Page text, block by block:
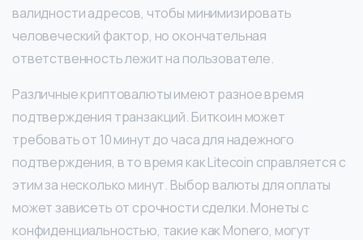
валидности адресов, чтобы минимизировать
человеческий фактор, но окончательная
ответственность лежит на пользователе.
Различные криптовалюты имеют разное время
подтверждения транзакций. Биткоин может
требовать от 10 минут до часа для надежного
подтверждения, в то время как Litecoin справляется с
этим за несколько минут. Выбор валюты для оплаты
может зависеть от срочности сделки. Монеты с
конфиденциальностью, такие как Monero, могут